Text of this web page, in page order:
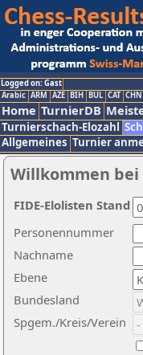
Logged on: Gast
Arabic ARM AZE BIH BUL CAT CHN
Home TurnierDB
Turnierschach-Elozahl
Allgemeines Turnier
Willkommen bei
Nachname
Ebene
Personennummer
Bundesland
Spgem./Kreis/Verein
FIDE-Elolisten Stand